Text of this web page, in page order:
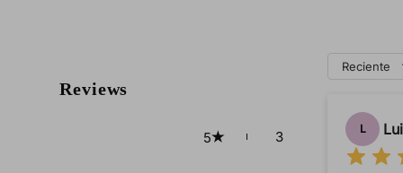
Reviews
5 3
Reciente
L